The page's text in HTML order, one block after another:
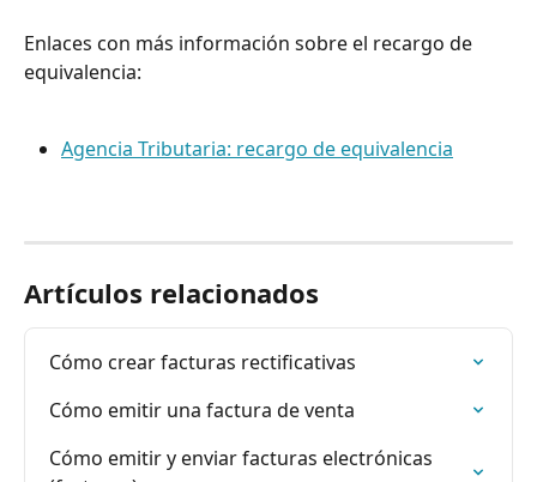
Enlaces con más información sobre el recargo de
equivalencia:
Agencia Tributaria: recargo de equivalencia
Artículos relacionados
Cómo crear facturas rectificativas
Cómo emitir una factura de venta
Cómo emitir y enviar facturas electrónicas